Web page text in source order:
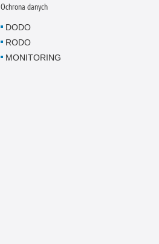
Ochrona danych
DODO
RODO
MONITORING